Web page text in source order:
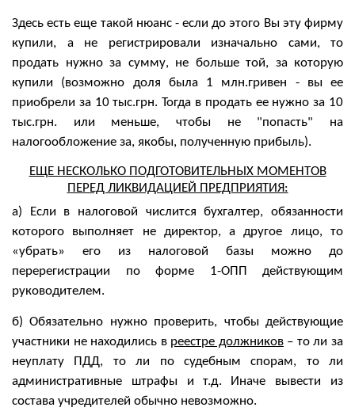
Здесь есть еще такой нюанс - если до этого Вы эту фирму
купили, а не регистрировали изначально сами, то
продать нужно за сумму, не больше той, за которую
купили (возможно доля была 1 млн.гривен - вы ее
приобрели за 10 тыс.грн. Тогда в продать ее нужно за 10
тыс.грн. или меньше, чтобы не "попасть" на
налогообложение за, якобы, полученную прибыль).
ЕЩЕ НЕСКОЛЬКО ПОДГОТОВИТЕЛЬНЫХ МОМЕНТОВ
ПЕРЕД ЛИКВИДАЦИЕЙ ПРЕДПРИЯТИЯ:
а) Если в налоговой числится бухгалтер, обязанности
которого выполняет не директор, а другое лицо, то
«убрать» его из налоговой базы можно до
перерегистрации по форме 1-ОПП действующим
руководителем.
б) Обязательно нужно проверить, чтобы действующие
участники не находились в реестре должников– то ли за
неуплату ПДД, то ли по судебным спорам, то ли
административные штрафы и т.д. Иначе вывести из
состава учредителей обычно невозможно.